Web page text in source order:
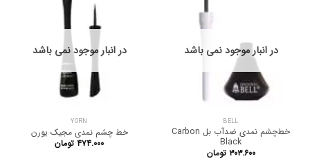
در انبار موجود نمی باشد
BELL
خط‌چشم نمدی ضدآب بل Carbon
Black
۳۰۳.۶۰۰ تومان
در انبار موجود نمی باشد
YORN
خط‌ چشم نمدی مجیک یورن
۴۷۴.۰۰۰ تومان